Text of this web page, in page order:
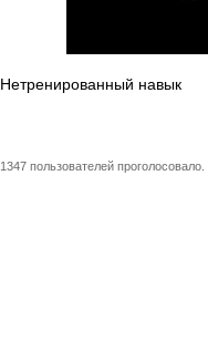
Нетренированный навык
1347 пользователей проголосовало.